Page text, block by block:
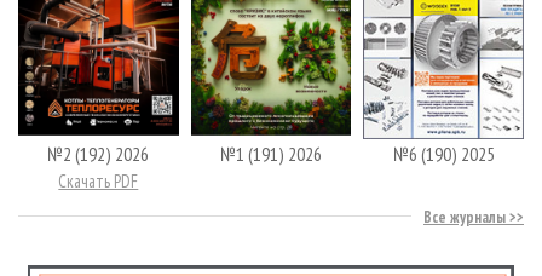
№2 (192) 2026
Скачать PDF
№1 (191) 2026 №6 (190) 2025
Все журналы